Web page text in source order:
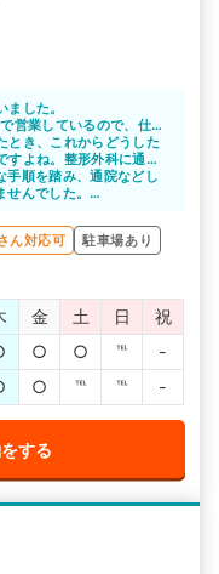
した。
営業しているので、仕事
。
とき、これからどうした
すよね。整形外科に通院
う相談に乗ってくれる
手順を踏み、通院などし
んでした。
く教えてくれました。
ん対応可
駐車場あり
金 土 日
祝
○ ○ ℡
-
○ ℡ ℡ -
する